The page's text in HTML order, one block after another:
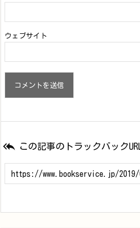
ウェブサイト
 この記事のトラックバックURL